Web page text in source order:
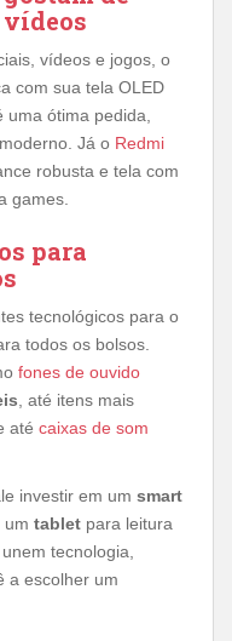
vídeos
vídeos e jogos, o
com sua tela OLED
uma ótima pedida,
Já o Redmi
robusta e tela com
games.
para
tecnológicos para o
todos os bolsos.
fones de ouvido
, até itens mais
até caixas de som
investir em um smart
um tablet para leitura
tecnologia,
a escolher um